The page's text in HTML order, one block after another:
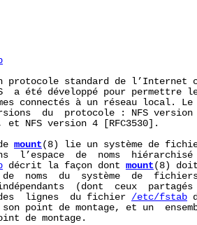
protocole standard de l’Internet
a été développé pour permettre
connectés à un réseau local.
du  protocole : NFS
et NFS version 4 [RFC3530].
mount (8) lie un système de
l’espace  de  noms
décrit la façon dont mount (8)
noms  du  système  de
(dont  ceux
lignes  du fichier
/etc/fstab
point de montage, et un
de montage.